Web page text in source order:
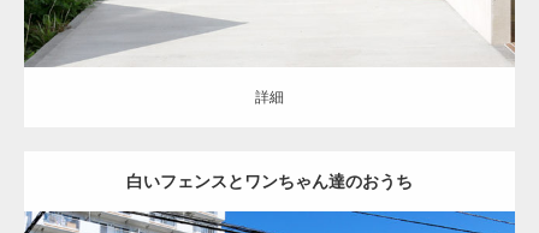
詳細
白いフェンスとワンちゃん達のおうち